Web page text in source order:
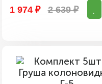
1 974 ₽ 2 639 ₽